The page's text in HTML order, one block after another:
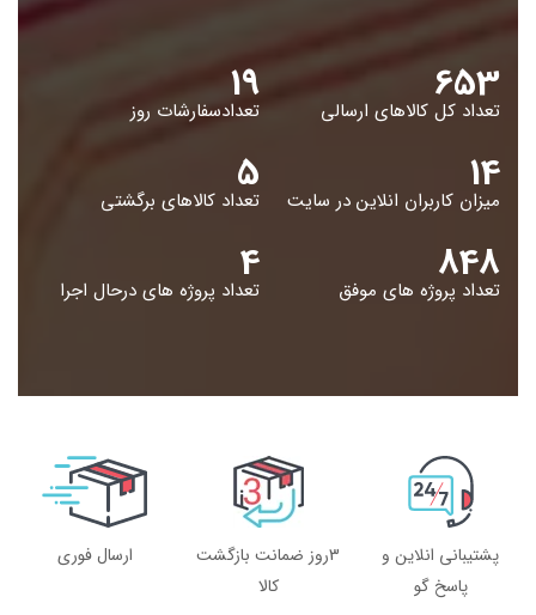
هرگونه حرکت در محدوده دید دوربین، اعلان‌ها و هشدارهایی
به اپلیکیشن موبایل ارسال می‌شود. این قابلیت به شما کمک
می‌کند تا در هر لحظه از وضعیت محیط خود مطلع باشید.
ضبط و ذخیره‌سازی تصاویرتصاویر و ویدئوهای ضبط شده
(SD) ذخیره شوند یا به سرویس‌های ابری انتقال یابند.
سرویس‌های ابری امکان دسترسی به تصاویر از هر کجا و هر
زمانی را فراهم می‌کنند.
دید در شبدوربین‌های مداربسته بی‌سیم مجهز به قابلیت دید در
شب هستند که با استفاده از LED‌های مادون قرمز، امکان
مزایای پک دوربین مداربسته بی سیم
نصب آسانعدم نیاز به کابل‌کشی پیچیده باعث می‌شود نصب
دوربین‌های بی‌سیم سریع و ساده باشد. این ویژگی به خصوص
برای افرادی که مهارت فنی کمتری دارند بسیار مفید است.
653
تعداد کل کالاهای ارسالی 19
تعدادسفارشات روز
14
میزان کاربران انلاین در سایت 5
تعداد کالاهای برگشتی
848
تعداد پروژه های موفق 4
تعداد پروژه های درحال اجرا
پشتیبانی انلاین و
پاسخ گو
3روز ضمانت بازگشت
کالا
ارسال فوری